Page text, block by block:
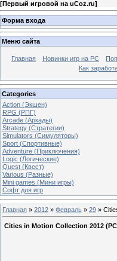
[Первый игровой на uCoz.ru]
Форма входа
Меню сайта
Главная Новинки игр на PC
Как
Categories
Action (Экшен)
RPG (РПГ)
Arcade (Аркады)
Strategy (Стратегии)
Simulators (Симуляторы)
Sport (Спортивные)
Adventure (Приключения)
Logic (Логические)
Quest (Квест)
Various (Разные)
Mini games (Мини игры)
Софт для игр
Главная » 2012 » Февраль » 29 »
Cities in Motion Collection 2012